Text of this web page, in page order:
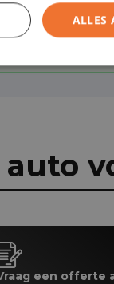
een offerte
ALLES